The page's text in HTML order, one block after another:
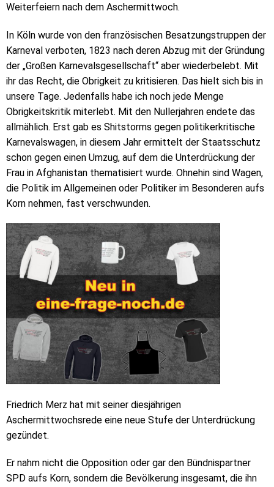
Weiterfeiern nach dem Aschermittwoch.
In Köln wurde von den französischen Besatzungstruppen der
Karneval verboten, 1823 nach deren Abzug mit der Gründung
der „Großen Karnevalsgesellschaft“ aber wiederbelebt. Mit
ihr das Recht, die Obrigkeit zu kritisieren. Das hielt sich bis in
unsere Tage. Jedenfalls habe ich noch jede Menge
Obrigkeitskritik miterlebt. Mit den Nullerjahren endete das
allmählich. Erst gab es Shitstorms gegen politikerkritische
Karnevalswagen, in diesem Jahr ermittelt der Staatsschutz
schon gegen einen Umzug, auf dem die Unterdrückung der
Frau in Afghanistan thematisiert wurde. Ohnehin sind Wagen,
die Politik im Allgemeinen oder Politiker im Besonderen aufs
Korn nehmen, fast verschwunden.
Friedrich Merz hat mit seiner diesjährigen
Aschermittwochsrede eine neue Stufe der Unterdrückung
gezündet.
Er nahm nicht die Opposition oder gar den Bündnispartner
SPD aufs Korn, sondern die Bevölkerung insgesamt, die ihn